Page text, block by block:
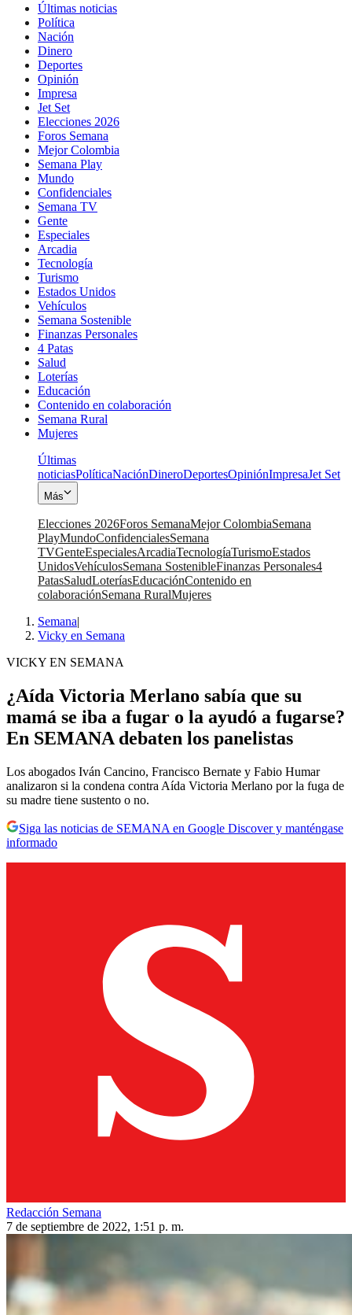
Últimas noticias
Política
Nación
Dinero
Deportes
Opinión
Impresa
Jet Set
Elecciones 2026
Foros Semana
Mejor Colombia
Semana Play
Mundo
Confidenciales
Semana TV
Gente
Especiales
Arcadia
Tecnología
Turismo
Estados Unidos
Vehículos
Semana Sostenible
Finanzas Personales
4 Patas
Salud
Loterías
Educación
Contenido en colaboración
Semana Rural
Mujeres
Últimas
noticiasPolíticaNaciónDineroDeportesOpiniónImpresaJet Set
Más
Elecciones 2026Foros SemanaMejor ColombiaSemana
PlayMundoConfidencialesSemana
TVGenteEspecialesArcadiaTecnologíaTurismoEstados
UnidosVehículosSemana SostenibleFinanzas Personales4
PatasSaludLoteríasEducaciónContenido en
colaboraciónSemana RuralMujeres
Semana|
Vicky en Semana
VICKY EN SEMANA
¿Aída Victoria Merlano sabía que su
mamá se iba a fugar o la ayudó a fugarse?
En SEMANA debaten los panelistas
Los abogados Iván Cancino, Francisco Bernate y Fabio Humar
analizaron si la condena contra Aída Victoria Merlano por la fuga de
su madre tiene sustento o no.
Siga las noticias de SEMANA en Google Discover y manténgase
informado
Redacción Semana
7 de septiembre de 2022, 1:51 p. m.